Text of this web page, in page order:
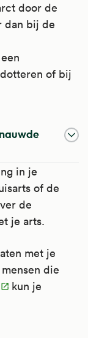
door de
dan bij de
of bij
in je
of de
de
je arts.
met je
die
kun je